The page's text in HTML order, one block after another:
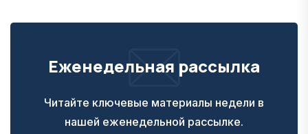
Еженедельная рассылка
Читайте ключевые материалы недели в
нашей еженедельной рассылке.